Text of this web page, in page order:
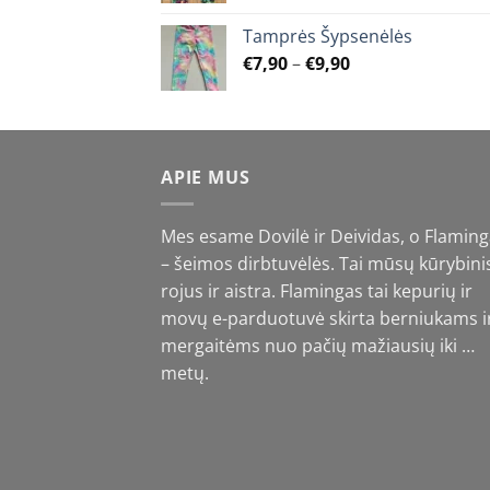
through
€9,90
Tamprės Šypsenėlės
€7,90–€9,90Price
through
APIE MUS
Mes esame Dovilė ir Deividas, o
– šeimos dirbtuvėlės. Tai mūsų
rojus ir aistra. Flamingas tai kepurių ir
movų e-parduotuvė skirta berniukams
mergaitėms nuo pačių mažiausių iki …
metų.